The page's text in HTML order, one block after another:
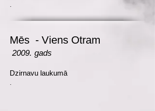
Mēs - Viens Otram
2009. gads
Dzirnavu laukumā